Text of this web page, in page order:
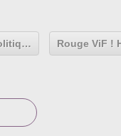
[Dimanche 19 Avril 2020 Actualités Politiques]